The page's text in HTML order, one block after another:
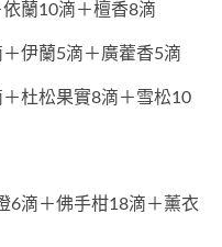
蘭10滴＋檀香8滴
伊蘭5滴＋廣藿香5滴
杜松果實8滴＋雪松10
6滴＋佛手柑18滴＋薰衣